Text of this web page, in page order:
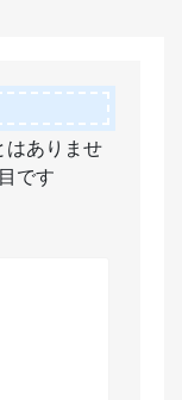
はありませ
です